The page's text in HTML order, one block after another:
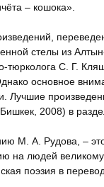
– кошока».
стелы из
тюрколога С. Г.
основное
Лучшие
2008) в
М. А. Рудова, –
на людей
поэзия в